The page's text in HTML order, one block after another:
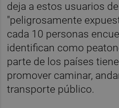
deja a estos usuarios
"peligrosamente
cada 10 personas
identifican como
parte de los países
promover caminar,
transporte público.